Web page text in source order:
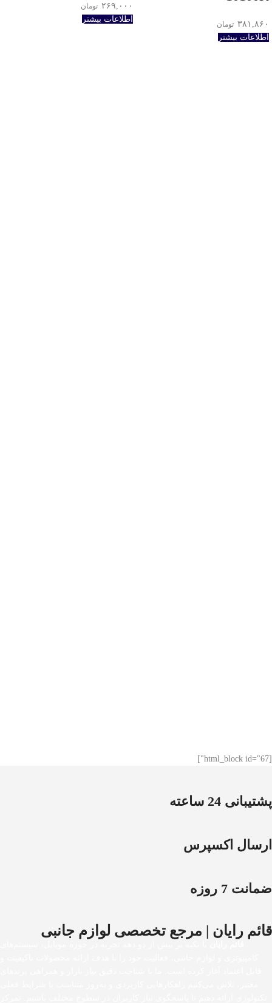
۳۸۱,۸۶۰ تومان
اطلاعات بیشتر
۲۶۹,۰۰۰ تومان
اطلاعات بیشتر
[html_block id="67"]
پشتیبانی 24 ساعته
ارسال اکسپرس
ضمانت 7 روزه
قائم رایان | مرجع تخصصی لوازم جانبی